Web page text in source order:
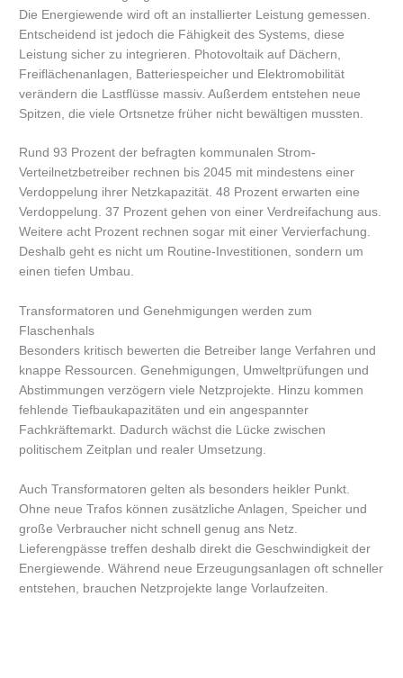
Die Energiewende wird oft an installierter Leistung gemessen.
Entscheidend ist jedoch die Fähigkeit des Systems, diese
Leistung sicher zu integrieren. Photovoltaik auf Dächern,
Freiflächenanlagen, Batteriespeicher und Elektromobilität
verändern die Lastflüsse massiv. Außerdem entstehen neue
Spitzen, die viele Ortsnetze früher nicht bewältigen mussten.
Rund 93 Prozent der befragten kommunalen Strom-
Verteilnetzbetreiber rechnen bis 2045 mit mindestens einer
Verdoppelung ihrer Netzkapazität. 48 Prozent erwarten eine
Verdoppelung. 37 Prozent gehen von einer Verdreifachung aus.
Weitere acht Prozent rechnen sogar mit einer Vervierfachung.
Deshalb geht es nicht um Routine-Investitionen, sondern um
einen tiefen Umbau.
Transformatoren und Genehmigungen werden zum
Flaschenhals
Besonders kritisch bewerten die Betreiber lange Verfahren und
knappe Ressourcen. Genehmigungen, Umweltprüfungen und
Abstimmungen verzögern viele Netzprojekte. Hinzu kommen
fehlende Tiefbaukapazitäten und ein angespannter
Fachkräftemarkt. Dadurch wächst die Lücke zwischen
politischem Zeitplan und realer Umsetzung.
Auch Transformatoren gelten als besonders heikler Punkt.
Ohne neue Trafos können zusätzliche Anlagen, Speicher und
große Verbraucher nicht schnell genug ans Netz.
Lieferengpässe treffen deshalb direkt die Geschwindigkeit der
Energiewende. Während neue Erzeugungsanlagen oft schneller
entstehen, brauchen Netzprojekte lange Vorlaufzeiten.